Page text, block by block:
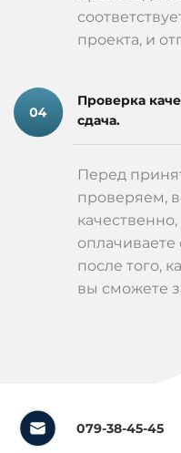
проекта, и
Проверка
сдача.
Перед
проверяем,
после того,
вы сможете
079-38-45-45